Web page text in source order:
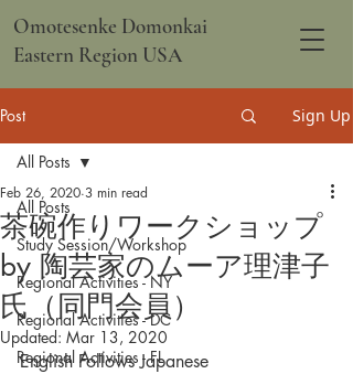
Omotesenke Domonkai
Eastern Region USA
Post Sign Up
All Posts
Study Session/Workshop
Regional Activities - NY
Regional Activities - DC
Regional Activities - FL
All Posts
茶碗作りワークショップ
by 陶芸家のムーア理津子
氏（同門会員）
Feb 26, 2020 3 min read
Updated: Mar 13, 2020
English Follows Japanese